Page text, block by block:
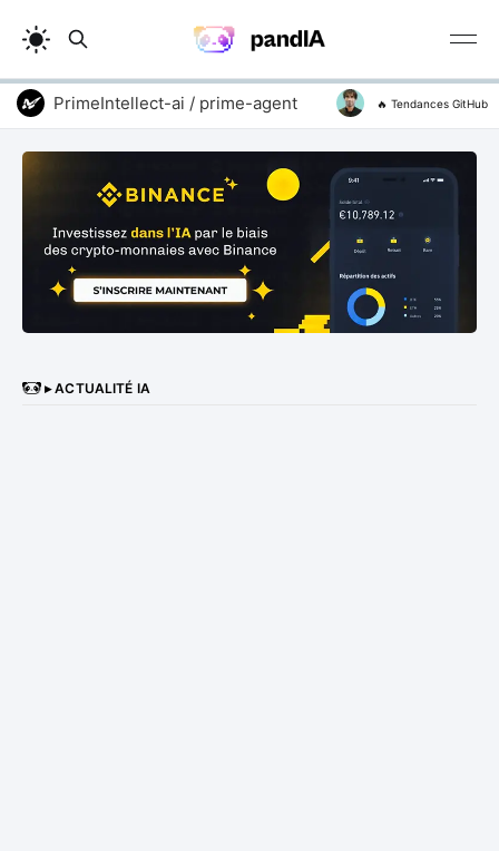
PrimeIntellect-ai / prime-agent addyosmani /
🔥 Tendances GitHub
▸ ACTUALITÉ IA